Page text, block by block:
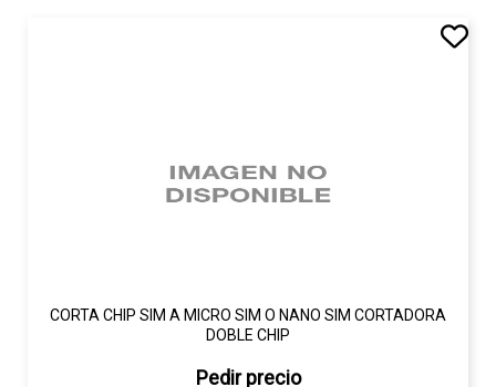
CORTA CHIP SIM A MICRO SIM O NANO SIM CORTADORA
DOBLE CHIP
Pedir precio